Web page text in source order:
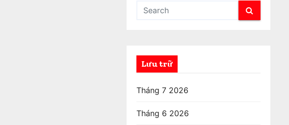
Lưu trữ
Tháng 7 2026
Tháng 6 2026